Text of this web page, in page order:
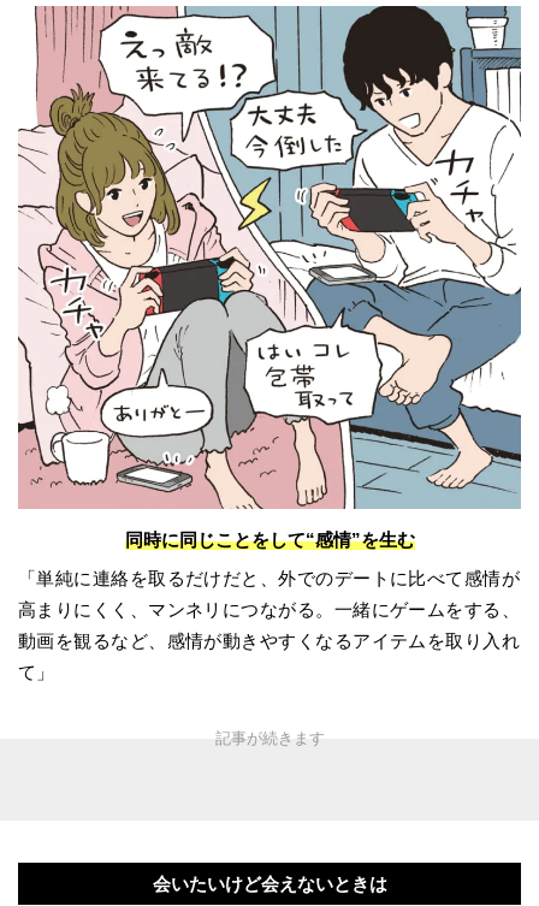
同時に同じことをして“感情”を生む
「単純に連絡を取るだけだと、外でのデートに比べて感情が
高まりにくく、マンネリにつながる。一緒にゲームをする、
動画を観るなど、感情が動きやすくなるアイテムを取り入れ
て」
会いたいけど会えないときは